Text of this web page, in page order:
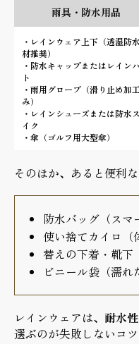
雨具・防水用品
・レインウェア上下（透湿防
材推奨）
・防水キャップまたはレイン
ト
・雨用グローブ（滑り止め加
み）
・レインシューズまたは防水
イク
・傘（ゴルフ用大型傘）
そのほか、あると便利
防水バッグ（スマ
使い捨てカイロ（
替えの下着・靴下
ビニール袋（濡れ
レインウェアは、 耐水
選ぶのが失敗しないコツ